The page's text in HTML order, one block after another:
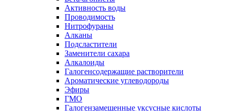
Активность воды
Проводимость
Нитрофураны
Алканы
Подсластители
Заменители сахара
Алкалоиды
Галогенсодержащие растворители
Ароматические углеводороды
Эфиры
ГМО
Галогензамещенные уксусные кислоты